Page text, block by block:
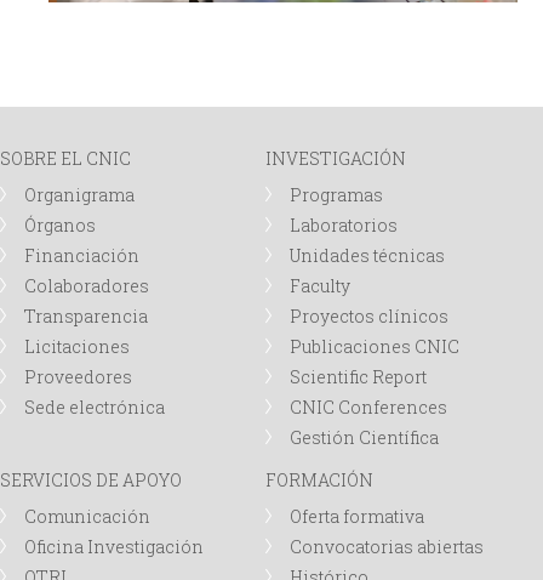
SOBRE EL CNIC
Organigrama
Órganos
Financiación
Colaboradores
Transparencia
Licitaciones
Proveedores
Sede electrónica
INVESTIGACIÓN
Programas
Laboratorios
Unidades técnicas
Faculty
Proyectos clínicos
Publicaciones CNIC
Scientific Report
CNIC Conferences
Gestión Científica
SERVICIOS DE APOYO
Comunicación
Oficina Investigación
FORMACIÓN
Oferta formativa
Convocatorias abiertas